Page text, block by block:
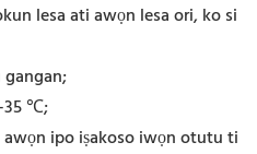
lesa ati awọn lesa ori, ko si
35 ℃;
ipo iṣakoso iwọn otutu ti